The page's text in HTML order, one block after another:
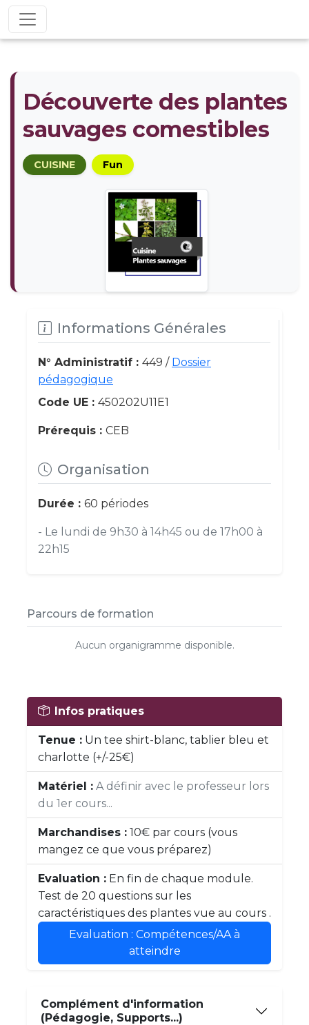
Découverte des plantes
sauvages comestibles
CUISINE Fun
Informations Générales
N° Administratif : 449 / Dossier
pédagogique
Code UE : 450202U11E1
Prérequis : CEB
Organisation
Durée : 60 périodes
- Le lundi de 9h30 à 14h45 ou de 17h00 à
22h15
Parcours de formation
Aucun organigramme disponible.
Infos pratiques
Tenue : Un tee shirt-blanc, tablier bleu et
charlotte (+/-25€)
Matériel : A définir avec le professeur lors
du 1er cours...
Marchandises : 10€ par cours (vous
mangez ce que vous préparez)
Evaluation : En fin de chaque module.
Test de 20 questions sur les
caractéristiques des plantes vue au cours .
Evaluation : Compétences/AA à
atteindre
Complément d'information
(Pédagogie, Supports...)